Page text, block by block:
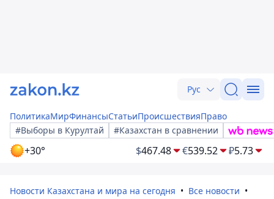
Рус
ПолитикаМирФинансыСтатьиПроисшествияПраво
#Выборы в Курултай
#Казахстан в сравнении
+30° $467.48 €539.52 ₽5.73
Новости Казахстана и мира на сегодня
Все новости